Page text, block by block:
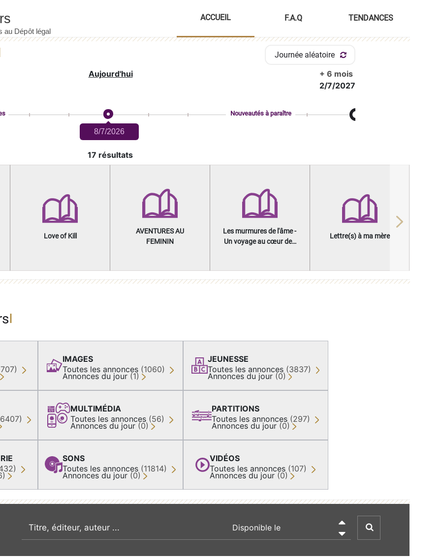
ACCUEIL F.A.Q TENDANCES
Journée aléatoire
Aujourd'hui
+ 6 mois
2/7/2027
8/7/2026
Nouveautés à paraître
17 résultats
Love of Kill
AVENTURES AU
FEMININ
Les murmures de l'âme -
Un voyage au cœur des
Lettre(s) à ma mère
Next
IMAGES
Toutes les annonces (1060)
Annonces du jour (1)
MULTIMÉDIA
Toutes les annonces (56)
Annonces du jour (0)
SONS
Toutes les annonces (11814)
Annonces du jour (0)
JEUNESSE
Toutes les annonces (3837)
Annonces du jour (0)
PARTITIONS
Toutes les annonces (297)
Annonces du jour (0)
VIDÉOS
Toutes les annonces (107)
Annonces du jour (0)
recherche par mot clé
